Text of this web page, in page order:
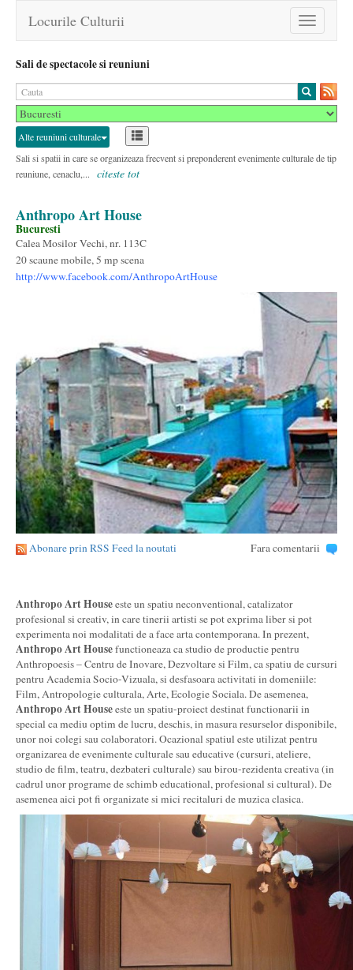
Toggle
navigation
Locurile Culturii
Sali de spectacole si reuniuni
Alte reuniuni culturale
Sali si spatii in care se organizeaza frecvent si preponderent evenimente culturale de tip
reuniune, cenaclu,...
citeste tot
Anthropo Art House
Bucuresti
Calea Mosilor Vechi, nr. 113C
20 scaune mobile, 5 mp scena
http://www.facebook.com/AnthropoArtHouse
Abonare prin RSS Feed la noutati Fara comentarii
Anthropo Art Houseeste un spatiu neconventional, catalizator
profesional si creativ, in care tinerii artisti se pot exprima liber si pot
experimenta noi modalitati de a face arta contemporana. In prezent,
Anthropo Art Housefunctioneaza ca studio de productie pentru
Anthropoesis – Centru de Inovare, Dezvoltare si Film, ca spatiu de cursuri
pentru Academia Socio-Vizuala, si desfasoara activitati in domeniile:
Film, Antropologie culturala, Arte, Ecologie Sociala. De asemenea,
Anthropo Art Houseeste un spatiu-proiect destinat functionarii in
special ca mediu optim de lucru, deschis, in masura resurselor disponibile,
unor noi colegi sau colaboratori. Ocazional spatiul este utilizat pentru
organizarea de evenimente culturale sau educative (cursuri, ateliere,
studio de film, teatru, dezbateri culturale) sau birou-rezidenta creativa (in
cadrul unor programe de schimb educational, profesional si cultural). De
asemenea aici pot fi organizate si mici recitaluri de muzica clasica.